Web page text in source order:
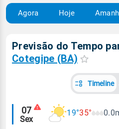
Agora Hoje
Previsão do Tempo
Cotegipe (BA)
Timeline
Alertas
meteorológicos
07
Sex
19°35°